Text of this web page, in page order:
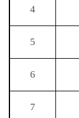
4
5
6
7